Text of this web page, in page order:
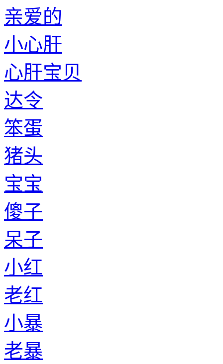
亲爱的
小心肝
心肝宝贝
达令
笨蛋
猪头
宝宝
傻子
呆子
小红
老红
小暴
老暴